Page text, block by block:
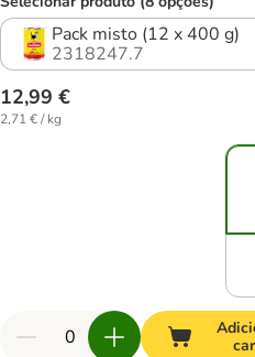
Pack misto (12 x 400 g)
2318247.7
12,99 €
2,71 € / kg